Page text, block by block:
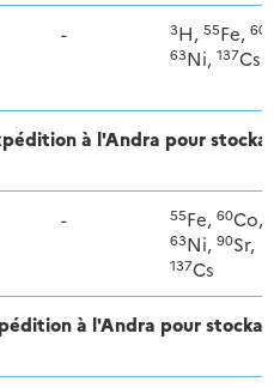
- 3H, 55Fe, 60
63Ni, 137Cs
à l'Andra pour
- 55Fe, 60Co,
63Ni, 90Sr,
137Cs
à l'Andra pour